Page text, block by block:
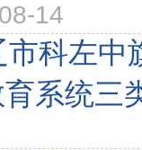
14
科左中
系统三